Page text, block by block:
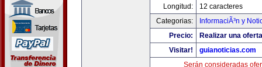
Longitud:
12 caracteres
Categorias:
InformaciÃ³n y
Precio:
Realizar una
Visitar!
guianoticias.com
Serán consideradas